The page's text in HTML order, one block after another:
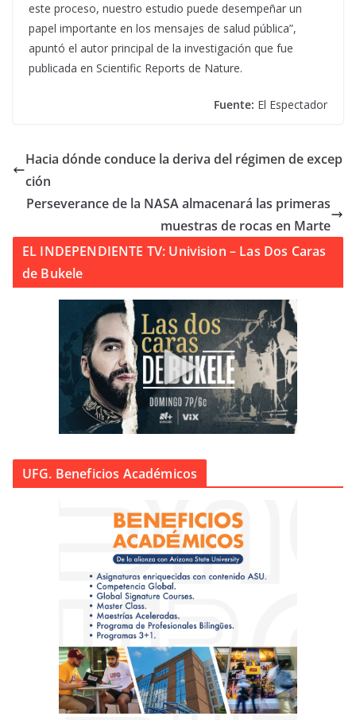
este proceso, nuestro estudio puede desempeñar un
papel importante en los mensajes de salud pública”,
apuntó el autor principal de la investigación que fue
publicada en Scientific Reports de Nature.
Fuente: El Espectador
Hacia dónde conduce la deriva del régimen de excep
ción
Perseverance de la NASA almacenará las primeras
muestras de rocas en Marte
EL INDEPENDIENTE TV: Univision – Las Dos Caras
de Bukele
UFG. Beneficios Académicos